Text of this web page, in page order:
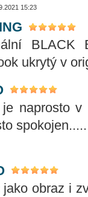
15:23
BLACK
ukrytý v
je naprosto
jako obraz i